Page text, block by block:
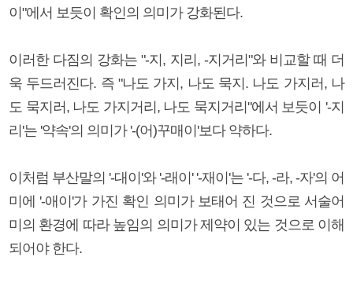
이"에서 보듯이 확인의 의미가 강화된다.
이러한 다짐의 강화는 "-지, 지리, -지거리"와 비교할 때 더
욱 두드러진다. 즉 "나도 가지, 나도 묵지. 나도 가지러, 나
도 묵지러, 나도 가지거리, 나도 묵지거리"에서 보듯이 '-지
리'는 '약속'의 의미가 '-(어)꾸매이'보다 약하다.
이처럼 부산말의 '-대이'와 '-래이' '-재이'는 '-다, -라, -자'의 어
미에 '-애이'가 가진 확인 의미가 보태어 진 것으로 서술어
미의 환경에 따라 높임의 의미가 제약이 있는 것으로 이해
되어야 한다.